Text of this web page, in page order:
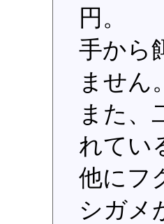
円。
手から
ません。
また、
れてい
他にフ
シガメ